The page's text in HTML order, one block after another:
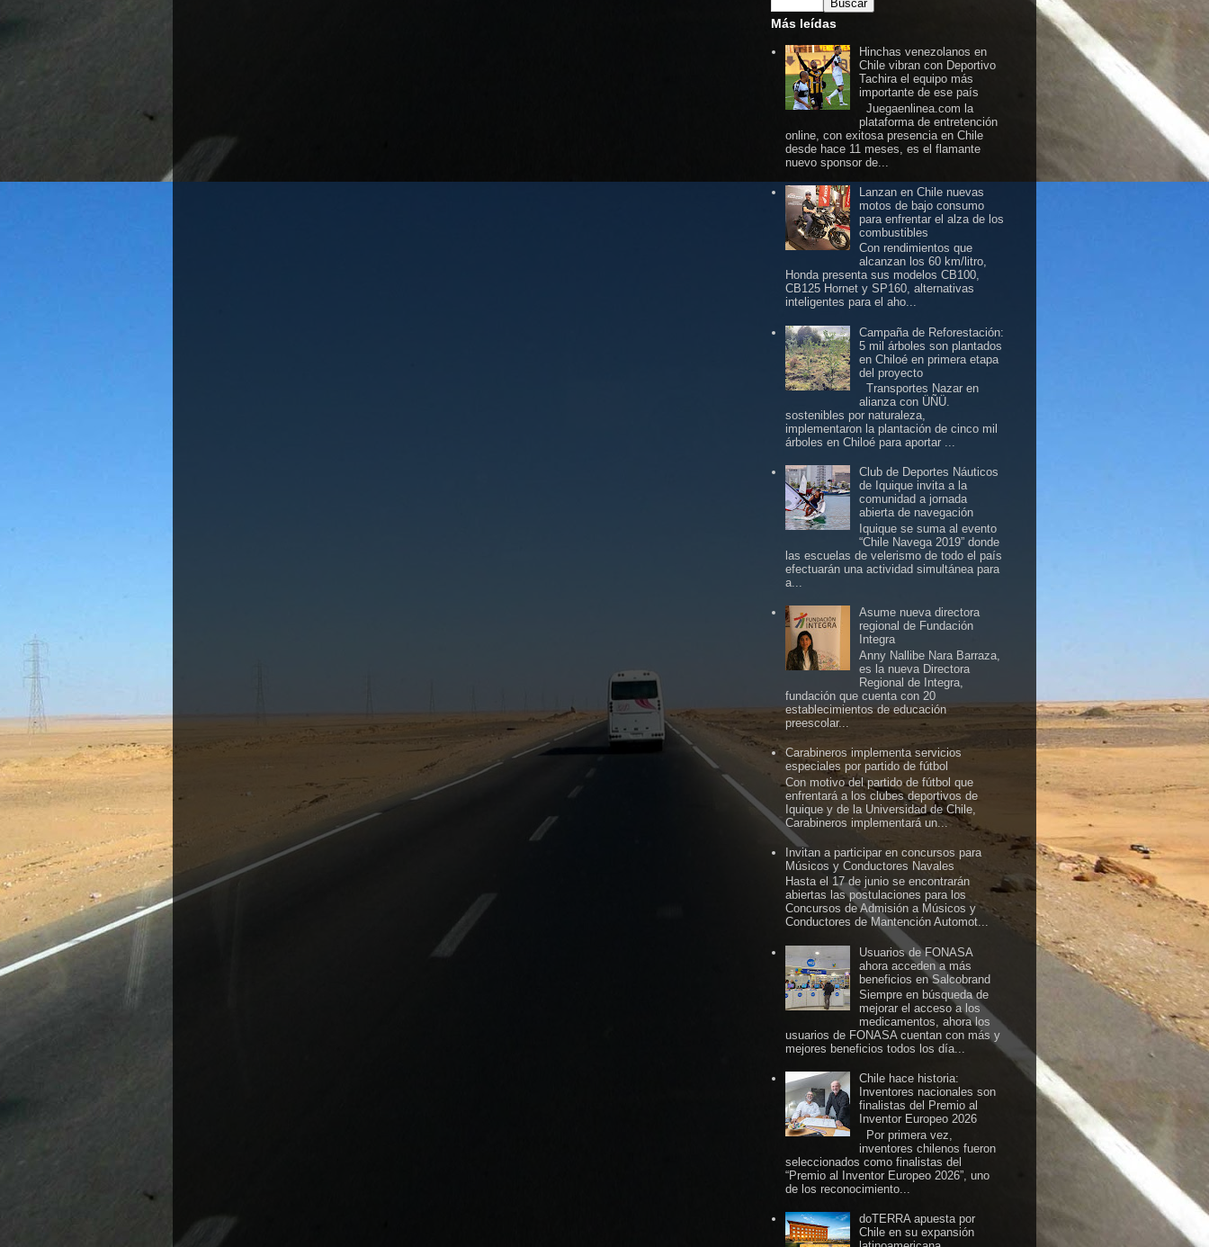
Más leídas
Hinchas venezolanos en
Chile vibran con Deportivo
Tachira el equipo más
importante de ese país
Juegaenlinea.com la
plataforma de entretención
online, con exitosa presencia en Chile
desde hace 11 meses, es el flamante
nuevo sponsor de...
Lanzan en Chile nuevas
motos de bajo consumo
para enfrentar el alza de los
combustibles
Con rendimientos que
alcanzan los 60 km/litro,
Honda presenta sus modelos CB100,
CB125 Hornet y SP160, alternativas
inteligentes para el aho...
Campaña de Reforestación:
5 mil árboles son plantados
en Chiloé en primera etapa
del proyecto
Transportes Nazar en
alianza con ÜÑÜ.
sostenibles por naturaleza,
implementaron la plantación de cinco mil
árboles en Chiloé para aportar ...
Club de Deportes Náuticos
de Iquique invita a la
comunidad a jornada
abierta de navegación
Iquique se suma al evento
“Chile Navega 2019” donde
las escuelas de velerismo de todo el país
efectuarán una actividad simultánea para
a...
Asume nueva directora
regional de Fundación
Integra
Anny Nallibe Nara Barraza,
es la nueva Directora
Regional de Integra,
fundación que cuenta con 20
establecimientos de educación
preescolar...
Carabineros implementa servicios
especiales por partido de fútbol
Con motivo del partido de fútbol que
enfrentará a los clubes deportivos de
Iquique y de la Universidad de Chile,
Carabineros implementará un...
Invitan a participar en concursos para
Músicos y Conductores Navales
Hasta el 17 de junio se encontrarán
abiertas las postulaciones para los
Concursos de Admisión a Músicos y
Conductores de Mantención Automot...
Usuarios de FONASA
ahora acceden a más
beneficios en Salcobrand
Siempre en búsqueda de
mejorar el acceso a los
medicamentos, ahora los
usuarios de FONASA cuentan con más y
mejores beneficios todos los día...
Chile hace historia:
Inventores nacionales son
finalistas del Premio al
Inventor Europeo 2026
Por primera vez,
inventores chilenos fueron
seleccionados como finalistas del
“Premio al Inventor Europeo 2026”, uno
de los reconocimiento...
doTERRA apuesta por
Chile en su expansión